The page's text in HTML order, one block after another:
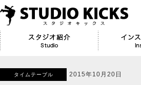
タイムテーブル 2015年10月20日